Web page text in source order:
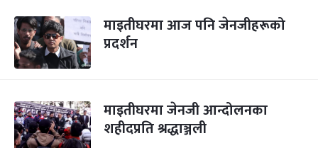
माइतीघरमा आज पनि जेनजीहरूको
प्रदर्शन
माइतीघरमा जेनजी आन्दोलनका
शहीदप्रति श्रद्धाञ्जली